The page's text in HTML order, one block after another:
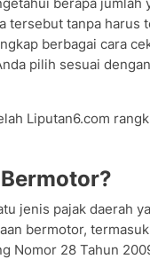
tersebut tanpa harus
berbagai cara
pilih sesuai
Liputan6.com
jenis pajak daerah
bermotor,
Nomor 28 Tahun